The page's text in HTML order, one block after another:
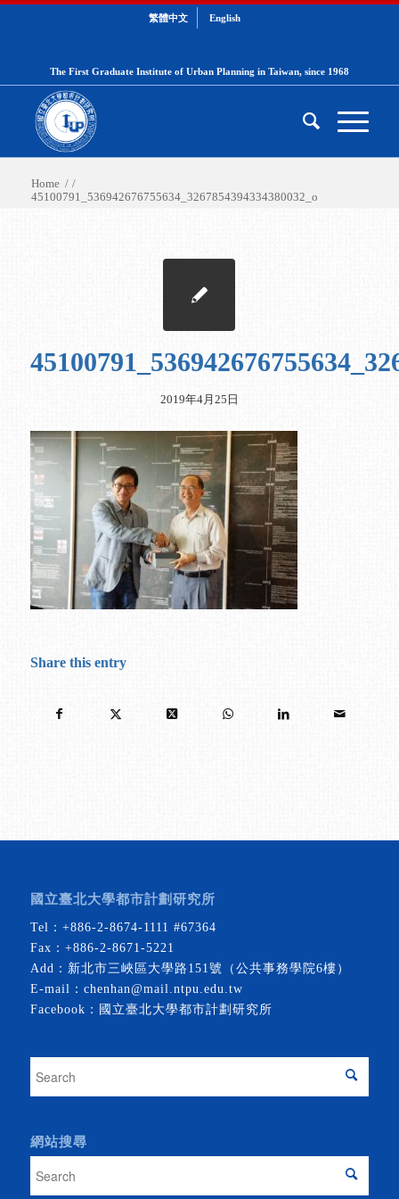
繁體中文 English
The First Graduate Institute of Urban Planning in Taiwan, since 1968
Home / /
45100791_536942676755634_3267854394334380032_o
2019年4月25日
Share this entry
國立臺北大學都市計劃研究所
Tel： +886-2-8674-1111 #67364
Fax：+886-2-8671-5221
Add：新北市三峽區大學路151號（公共事務學院6樓）
E-mail： chenhan@mail.ntpu.edu.tw
Facebook： 國立臺北大學都市計劃研究所
網站搜尋